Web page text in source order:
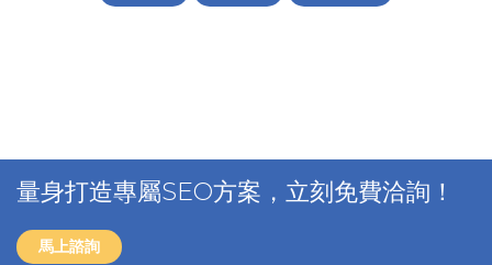
量身打造專屬SEO方案，立刻免費洽詢！
馬上諮詢